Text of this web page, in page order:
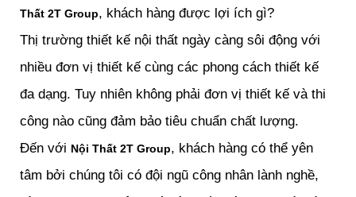
Thất 2T Group, khách hàng được lợi ích gì?
Thị trường thiết kế nội thất ngày càng sôi động với
nhiều đơn vị thiết kế cùng các phong cách thiết kế
đa dạng. Tuy nhiên không phải đơn vị thiết kế và thi
công nào cũng đảm bảo tiêu chuẩn chất lượng.
Đến với Nội Thất 2T Group, khách hàng có thể yên
tâm bởi chúng tôi có đội ngũ công nhân lành nghề,